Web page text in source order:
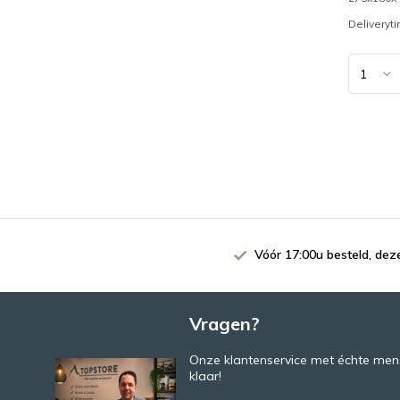
Vóór 17:00u besteld,
Vragen?
Onze klantenservice met échte
klaar!